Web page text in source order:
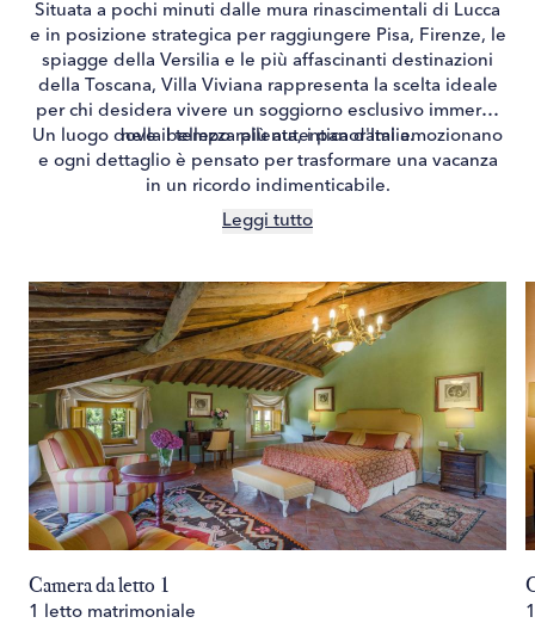
Situata a pochi minuti dalle mura rinascimentali di Lucca
e in posizione strategica per raggiungere Pisa, Firenze, le
spiagge della Versilia e le più affascinanti destinazioni
della Toscana, Villa Viviana rappresenta la scelta ideale
per chi desidera vivere un soggiorno esclusivo immerso
nella bellezza più autentica d'Italia.
Un luogo dove il tempo rallenta, i panorami emozionano
e ogni dettaglio è pensato per trasformare una vacanza
in un ricordo indimenticabile.
Leggi tutto
Camera da letto 1
1 letto matrimoniale